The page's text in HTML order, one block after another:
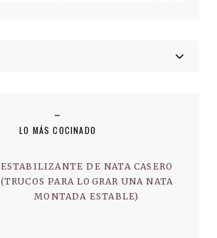
LO MÁS COCINADO
ESTABILIZANTE DE NATA CASERO
(TRUCOS PARA LOGRAR UNA NATA
MONTADA ESTABLE)